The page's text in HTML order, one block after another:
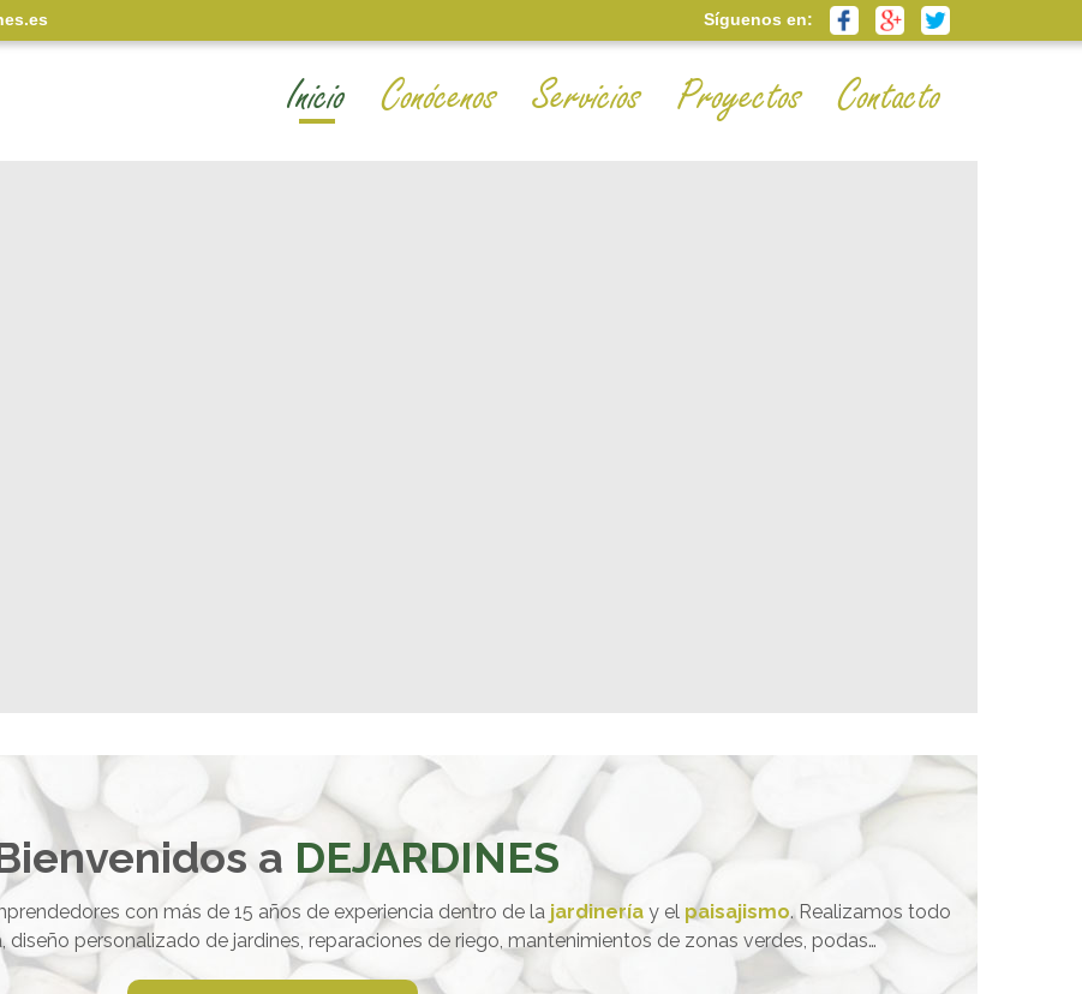
Síguenos en:
Inicio Conócenos Servicios Proyectos Contacto
a DEJARDINES
con más de 15 años de experiencia dentro de la jardineríay el paisajismo. Realizamos todo
personalizado de jardines, reparaciones de riego, mantenimientos de zonas verdes, podas…